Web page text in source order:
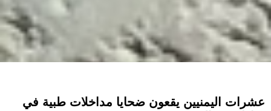
عشرات اليمنيين يقعون ضحايا مداخلات طبية في